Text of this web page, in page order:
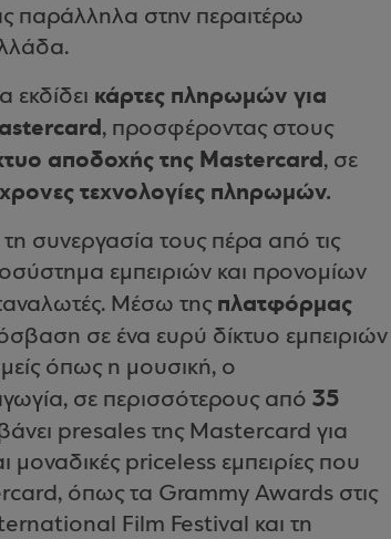
παράλληλα στην περαιτέρω
εκδίδει κάρτες πληρωμών για
, προσφέροντας στους
αποδοχής της Mastercard, σε
τεχνολογίες πληρωμών.
τη συνεργασία τους πέρα από τις
εμπειριών και προνομίων
Μέσω της πλατφόρμας
σε ένα ευρύ δίκτυο εμπειριών
όπως η μουσική, ο
σε περισσότερους από 35
presales της Mastercard για
priceless εμπειρίες που
όπως τα Grammy Awards στις
Film Festival και τη